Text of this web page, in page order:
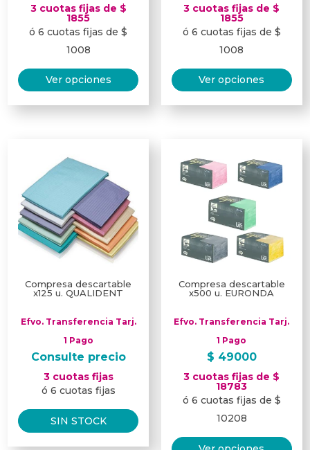
original
era:
$ 5500.
actual
es:
3 cuotas fijas de $
1855
ó 6 cuotas fijas de $
1008
Ver opciones
producto
tiene
opciones
elegir
producto
original
era:
$ 5499.
actual
es:
3 cuotas fijas de $
1855
ó 6 cuotas fijas de $
1008
Ver opciones
Compresa descartable
x125 u. QUALIDENT
Efvo. Transferencia Tarj.
1 Pago
Consulte precio
3 cuotas fijas
ó 6 cuotas fijas
SIN STOCK
Compresa descartable
x500 u. EURONDA
Efvo. Transferencia Tarj.
1 Pago
$ 49000
3 cuotas fijas de $
18783
ó 6 cuotas fijas de $
10208